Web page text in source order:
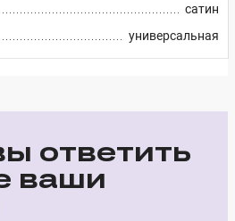
сатин
универсальная
ответить
ваши